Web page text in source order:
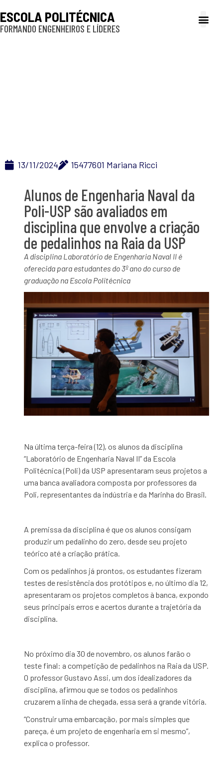
ESCOLA POLITÉCNICA
FORMANDO ENGENHEIROS E LÍDERES
13/11/2024 15477601 Mariana Ricci
Alunos de Engenharia Naval da
Poli-USP são avaliados em
disciplina que envolve a criação
de pedalinhos na Raia da USP
A disciplina Laboratório de Engenharia Naval II é
oferecida para estudantes do 3º ano do curso de
graduação na Escola Politécnica
Na última terça-feira (12), os alunos da disciplina
“Laboratório de Engenharia Naval II” da Escola
Politécnica (Poli) da USP apresentaram seus projetos a
uma banca avaliadora composta por professores da
Poli, representantes da indústria e da Marinha do Brasil.
A premissa da disciplina é que os alunos consigam
produzir um pedalinho do zero, desde seu projeto
teórico até a criação prática.
Com os pedalinhos já prontos, os estudantes fizeram
testes de resistência dos protótipos e, no último dia 12,
apresentaram os projetos completos à banca, expondo
seus principais erros e acertos durante a trajetória da
disciplina.
No próximo dia 30 de novembro, os alunos farão o
teste final: a competição de pedalinhos na Raia da USP.
O professor Gustavo Assi, um dos idealizadores da
disciplina, afirmou que se todos os pedalinhos
cruzarem a linha de chegada, essa será a grande vitória.
“Construir uma embarcação, por mais simples que
pareça, é um projeto de engenharia em si mesmo”,
explica o professor.